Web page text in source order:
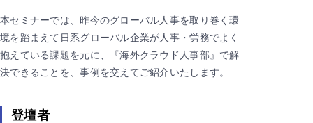
本セミナーでは、昨今のグローバル人事を取り巻く環
境を踏まえて日系グローバル企業が人事・労務でよく
抱えている課題を元に、『海外クラウド人事部』で解
決できることを、事例を交えてご紹介いたします。
登壇者